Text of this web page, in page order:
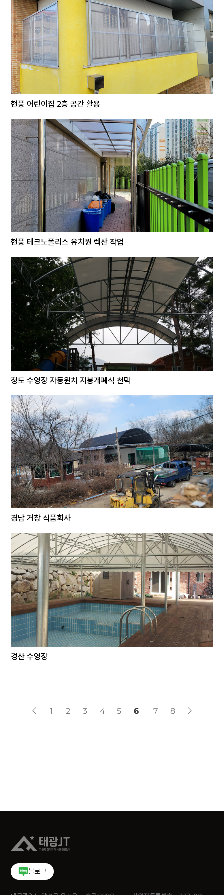
현풍 어린이집 2층 공간 활용
현풍 테크노폴리스 유치원 렉산 작업
청도 수영장 자동윈치 지붕개폐식 천막
경남 거창 식품회사
경산 수영장
1 2 3 4 5 6 7 8
블로그